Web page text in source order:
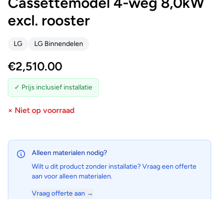
excl. rooster
LG LG Binnendelen
€2,510.00
✓ Prijs inclusief installatie
× Niet op voorraad
Alleen materialen nodig?
Wilt u dit product zonder installatie? Vraag een offerte
aan voor alleen materialen.
Vraag offerte aan →